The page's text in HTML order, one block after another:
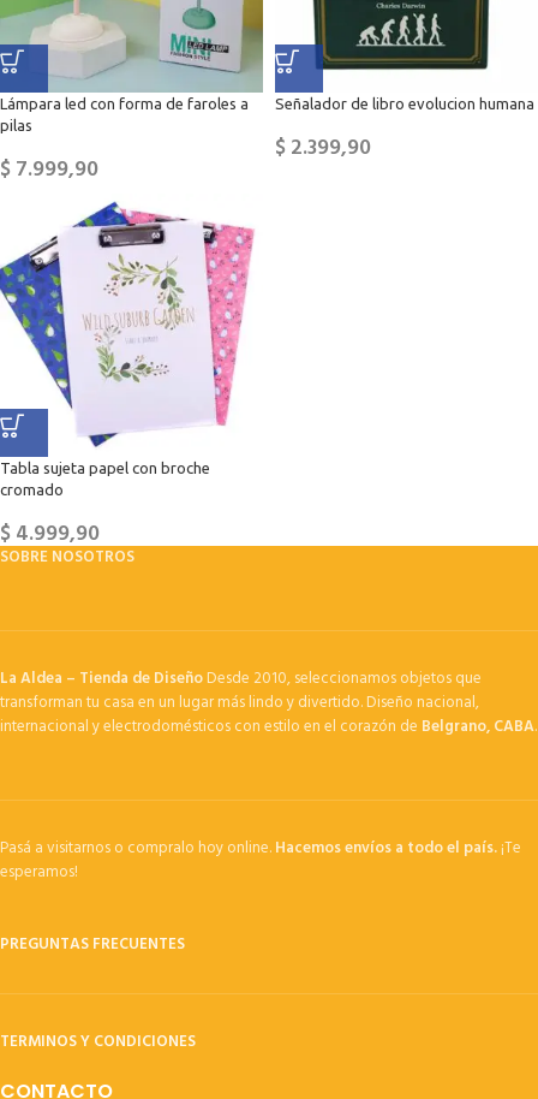
Lámpara led con forma de faroles a
pilas
$7.999,90
Señalador de libro evolucion humana
$2.399,90
Tabla sujeta papel con broche
cromado
$4.999,90
SOBRE NOSOTROS
La Aldea – Tienda de DiseñoDesde 2010, seleccionamos objetos que
transforman tu casa en un lugar más lindo y divertido. Diseño nacional,
internacional y electrodomésticos con estilo en el corazón de Belgrano, CABA.
Pasá a visitarnos o compralo hoy online.Hacemos envíos a todo el país.¡Te
esperamos!
PREGUNTAS FRECUENTES
TERMINOS Y CONDICIONES
CONTACTO